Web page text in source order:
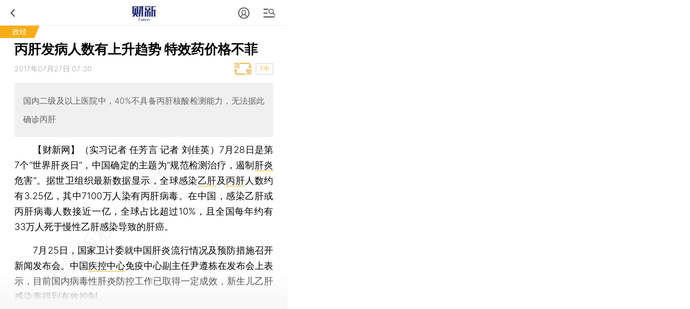
政经
丙肝发病人数有上升趋势 特效药价格不菲
2017年07月27日 07:30 T中
国内二级及以上医院中，40%不具备丙肝核酸检测能力，无法据此
确诊丙肝
【财新网】（实习记者 任芳言 记者 刘佳英） 7月28日是第
7个“世界肝炎日”，中国确定的主题为“规范检测治疗，遏制肝炎
危害”。据世卫组织最新数据显示，全球感染乙肝及丙肝人数约
有3.25亿，其中7100万人染有丙肝病毒。在中国，感染乙肝或
丙肝病毒人数接近一亿，全球占比超过10%，且全国每年约有
33万人死于慢性乙肝感染导致的肝癌。
7月25日，国家卫计委就中国肝炎流行情况及预防措施召开
新闻发布会。中国疾控中心免疫中心副主任尹遵栋在发布会上表
示，目前国内病毒性肝炎防控工作已取得一定成效，新生儿乙肝
感染率得到有效控制。